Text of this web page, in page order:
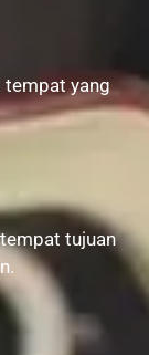
tempat yang
tujuan